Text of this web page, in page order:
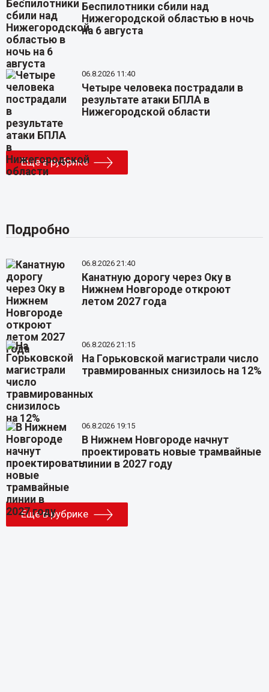
Беспилотники сбили над
Нижегородской областью в ночь
на 6 августа
06.8.2026 11:40
Четыре человека пострадали в
результате атаки БПЛА в
Нижегородской области
Еще в рубрике
Подробно
06.8.2026 21:40
Канатную дорогу через Оку в
Нижнем Новгороде откроют
летом 2027 года
06.8.2026 21:15
На Горьковской магистрали число
травмированных снизилось на 12%
06.8.2026 19:15
В Нижнем Новгороде начнут
проектировать новые трамвайные
линии в 2027 году
Еще в рубрике